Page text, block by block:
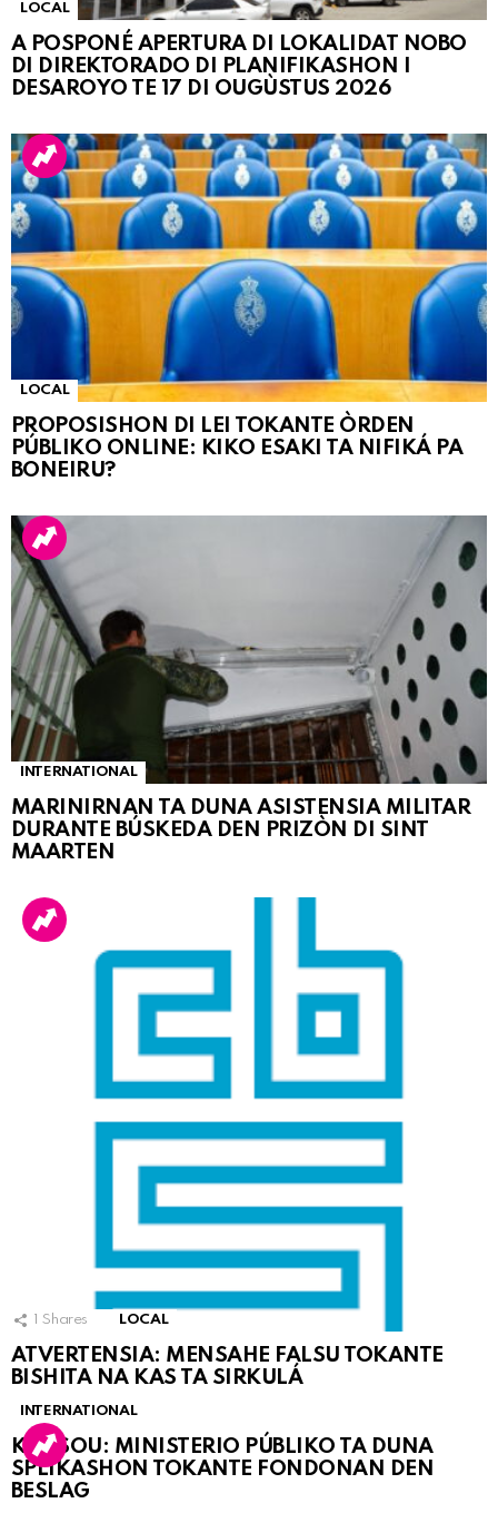
LOCAL
A POSPONÉ APERTURA DI LOKALIDAT NOBO
DI DIREKTORADO DI PLANIFIKASHON I
DESAROYO TE 17 DI OUGÙSTUS 2026
LOCAL
PROPOSISHON DI LEI TOKANTE ÒRDEN
PÚBLIKO ONLINE: KIKO ESAKI TA NIFIKÁ PA
BONEIRU?
INTERNATIONAL
MARINIRNAN TA DUNA ASISTENSIA MILITAR
DURANTE BÚSKEDA DEN PRIZÒN DI SINT
MAARTEN
Shares LOCAL
ATVERTENSIA: MENSAHE FALSU TOKANTE
BISHITA NA KAS TA SIRKULÁ
INTERNATIONAL
KORSOU: MINISTERIO PÚBLIKO TA DUNA
SPLIKASHON TOKANTE FONDONAN DEN
BESLAG